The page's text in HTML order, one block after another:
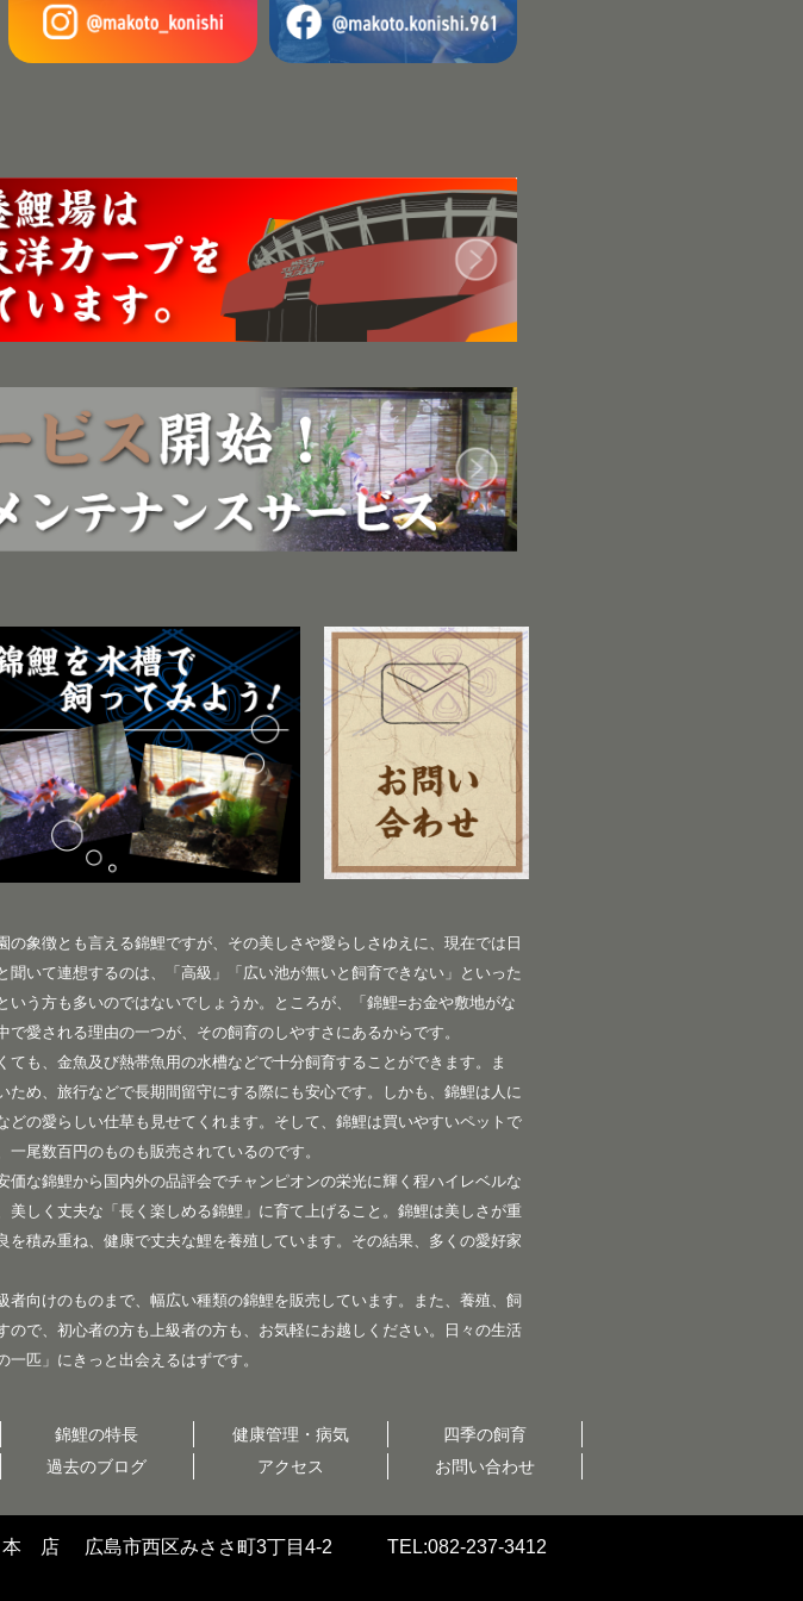
象徴とも言える錦鯉ですが、その美しさや愛らしさゆえに、現在では日
いて連想するのは、「高級」「広い池が無いと飼育できない」といった
う方も多いのではないでしょうか。ところが、「錦鯉=お金や敷地がな
愛される理由の一つが、その飼育のしやすさにあるからです。
も、金魚及び熱帯魚用の水槽などで十分飼育することができます。ま
め、旅行などで長期間留守にする際にも安心です。しかも、錦鯉は人に
の愛らしい仕草も見せてくれます。そして、錦鯉は買いやすいペットで
尾数百円のものも販売されているのです。
な錦鯉から国内外の品評会でチャンピオンの栄光に輝く程ハイレベルな
しく丈夫な「長く楽しめる錦鯉」に育て上げること。錦鯉は美しさが重
積み重ね、健康で丈夫な鯉を養殖しています。その結果、多くの愛好家
向けのものまで、幅広い種類の錦鯉を販売しています。また、養殖、飼
で、初心者の方も上級者の方も、お気軽にお越しください。日々の生活
匹」にきっと出会えるはずです。
錦鯉の特長 健康管理・病気
四季の飼育
過去のブログ アクセス お問い合わせ
本 店 広島市西区みささ町3丁目4-2 TEL:082-237-3412